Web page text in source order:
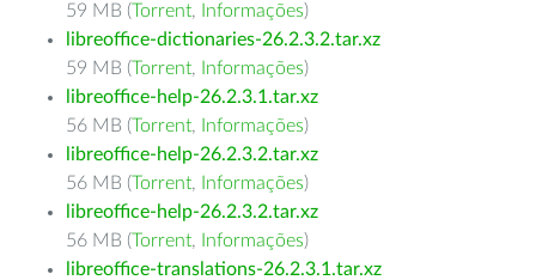
59 MB (Torrent, Informações)
libreoffice-dictionaries-26.2.3.2.tar.xz
59 MB (Torrent, Informações)
libreoffice-help-26.2.3.1.tar.xz
56 MB (Torrent, Informações)
libreoffice-help-26.2.3.2.tar.xz
56 MB (Torrent, Informações)
libreoffice-help-26.2.3.2.tar.xz
56 MB (Torrent, Informações)
libreoffice-translations-26.2.3.1.tar.xz